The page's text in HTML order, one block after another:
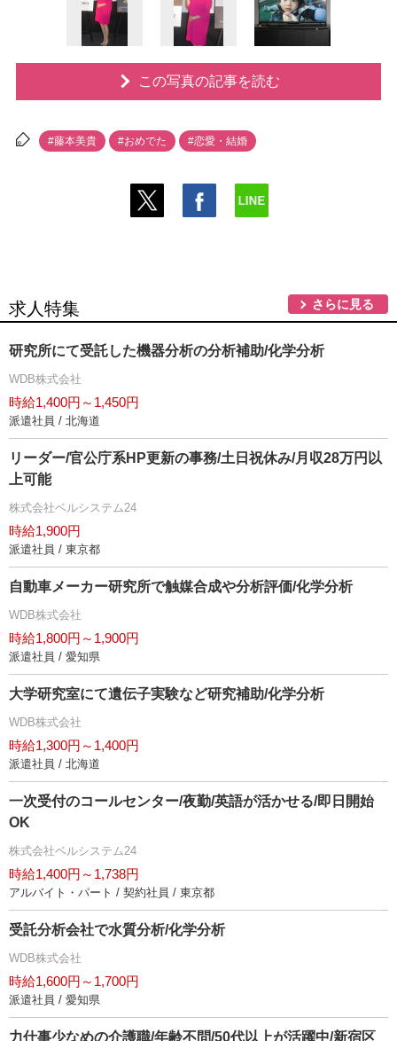
この写真の記事を読む
#藤本美貴 #おめでた #恋愛・結婚
求人特集 さらに見る
研究所にて受託した機器分析の分析補助/化学分析
WDB株式会社
時給1,400円～1,450円
派遣社員 / 北海道
リーダー/官公庁系HP更新の事務/土日祝休み/月収28万円以
上可能
株式会社ベルシステム24
時給1,900円
派遣社員 / 東京都
自動車メーカー研究所で触媒合成や分析評価/化学分析
WDB株式会社
時給1,800円～1,900円
派遣社員 / 愛知県
大学研究室にて遺伝子実験など研究補助/化学分析
WDB株式会社
時給1,300円～1,400円
派遣社員 / 北海道
一次受付のコールセンター/夜勤/英語が活かせる/即日開始
OK
株式会社ベルシステム24
時給1,400円～1,738円
アルバイト・パート / 契約社員 / 東京都
受託分析会社で水質分析/化学分析
WDB株式会社
時給1,600円～1,700円
派遣社員 / 愛知県
力仕事少なめの介護職/年齢不問/50代以上が活躍中/新宿区